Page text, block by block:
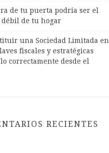
de tu puerta podría ser el
de tu hogar
una Sociedad Limitada en
fiscales y estratégicas
correctamente desde el
RECIENTES